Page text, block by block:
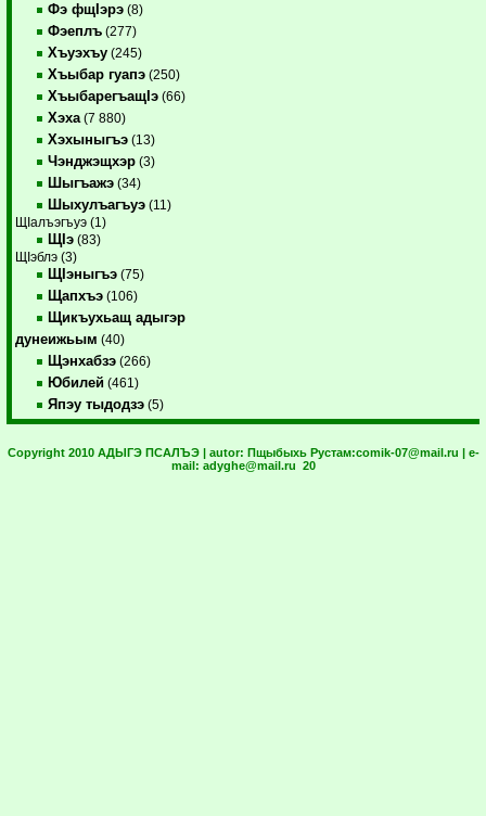
Фэ фщIэрэ (8)
Фэеплъ (277)
Хъуэхъу (245)
Хъыбар гуапэ (250)
ХъыбарегъащIэ (66)
Хэха (7 880)
Хэхыныгъэ (13)
Чэнджэщхэр (3)
Шыгъажэ (34)
Шыхулъагъуэ (11)
ЩIалъэгъуэ (1)
ЩIэ (83)
ЩIэблэ (3)
ЩIэныгъэ (75)
Щапхъэ (106)
Щикъухьащ адыгэр
дунеижьым (40)
Щэнхабзэ (266)
Юбилей (461)
Япэу тыдодзэ (5)
Copyright 2010 АДЫГЭ ПСАЛЪЭ | autor: Пщыбыхь Рустам:comik-07@mail.ru | e-
mail: adyghe@mail.ru 20